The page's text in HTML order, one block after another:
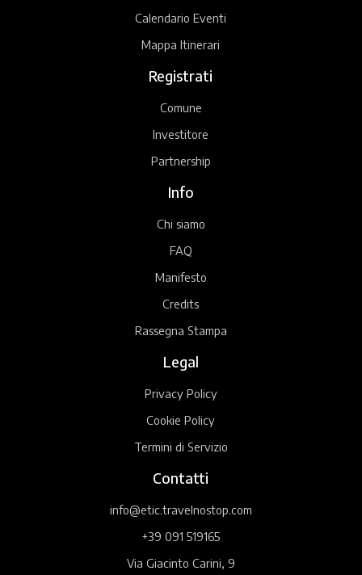
Calendario Eventi
Mappa Itinerari
Registrati
Comune
Investitore
Partnership
Info
Chi siamo
FAQ
Manifesto
Credits
Rassegna Stampa
Legal
Privacy Policy
Cookie Policy
Termini di Servizio
Contatti
info@etic.travelnostop.com
+39 091 519165
Via Giacinto Carini, 9